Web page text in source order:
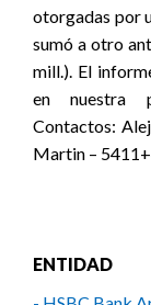
otorgadas por
sumó a otro
mill.). El
en nuestra
Contactos:
Martin –
ENTIDAD